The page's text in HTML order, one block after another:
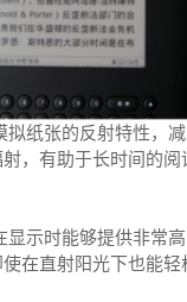
纸张的反射特性，减
，有助于长时间的
显示时能够提供非常
在直射阳光下也能轻